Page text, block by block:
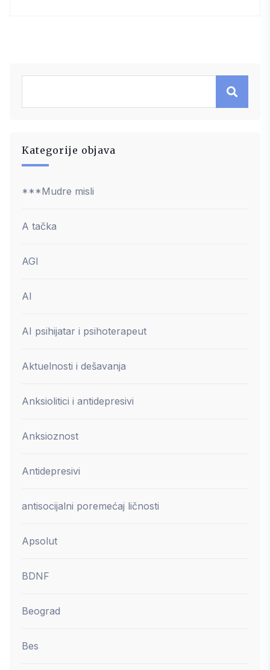
Kategorije objava
***Mudre misli
A tačka
AGI
AI
AI psihijatar i psihoterapeut
Aktuelnosti i dešavanja
Anksiolitici i antidepresivi
Anksioznost
Antidepresivi
antisocijalni poremećaj ličnosti
Apsolut
BDNF
Beograd
Bes